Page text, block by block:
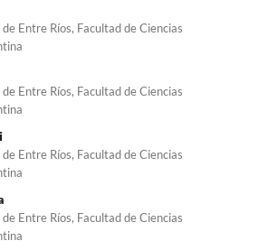
Entre Ríos, Facultad de Ciencias
Entre Ríos, Facultad de Ciencias
Entre Ríos, Facultad de Ciencias
Entre Ríos, Facultad de Ciencias